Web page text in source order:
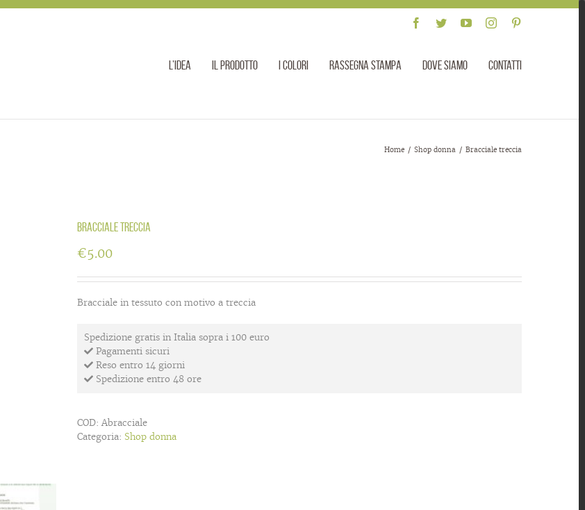
Facebook
TwitterYouTubeInstagramPinterest
l’idea il prodotto I colori Rassegna stampa Dove siamo Contatti
Home / Shop donna / Bracciale treccia
Bracciale treccia
€5.00
Bracciale in tessuto con motivo a treccia
Spedizione gratis in Italia sopra i 100 euro
Pagamenti sicuri
Reso entro 14 giorni
Spedizione entro 48 ore
COD: Abracciale
Categoria: Shop donna